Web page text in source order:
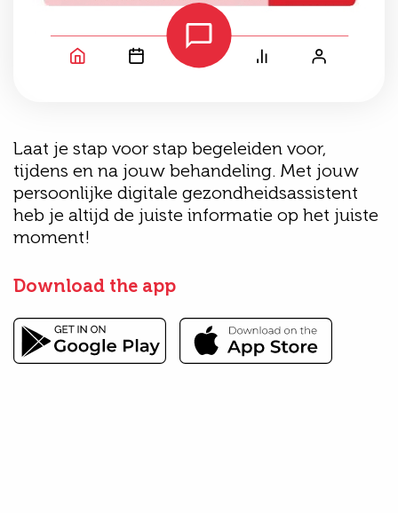
Laat je stap voor stap begeleiden voor,
tijdens en na jouw behandeling. Met jouw
persoonlijke digitale gezondheidsassistent
heb je altijd de juiste informatie op het juiste
moment!
Download the app